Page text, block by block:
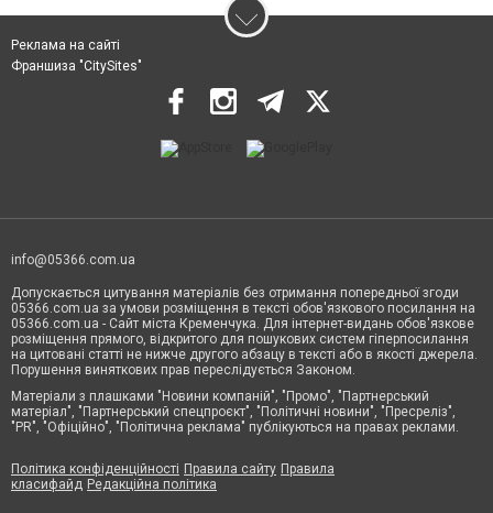
Реклама на сайті
Франшиза "CitySites"
info@05366.com.ua
Допускається цитування матеріалів без отримання попередньої згоди
05366.com.ua за умови розміщення в тексті обов'язкового посилання на
05366.com.ua - Сайт міста Кременчука. Для інтернет-видань обов'язкове
розміщення прямого, відкритого для пошукових систем гіперпосилання
на цитовані статті не нижче другого абзацу в тексті або в якості джерела.
Порушення виняткових прав переслідується Законом.
Матеріали з плашками "Новини компаній", "Промо", "Партнерський
матеріал", "Партнерський спецпроєкт", "Політичні новини", "Пресреліз",
"PR", "Офіційно", "Політична реклама" публікуються на правах реклами.
Політика конфіденційності Правила сайту Правила
класифайд Редакційна політика